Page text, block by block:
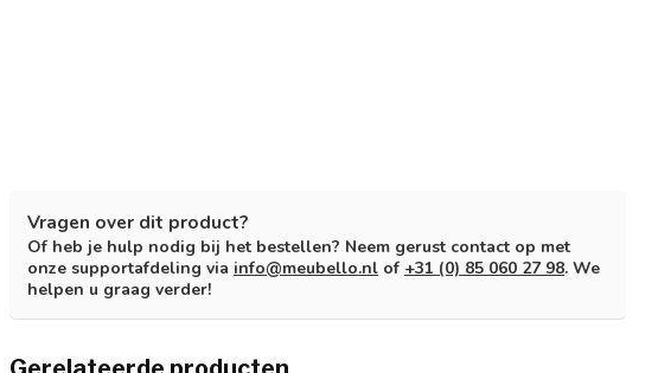
Vragen over dit product?
Of heb je hulp nodig bij het bestellen? Neem gerust contact op met
onze supportafdeling via info@meubello.nl of +31 (0) 85 060 27 98. We
helpen u graag verder!